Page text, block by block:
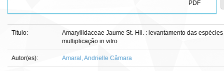
PDF
Título:
Amaryllidaceae Jaume St.-Hil. : levantamento das
multiplicação in vitro
Autor(es): Amaral, Andrielle Câmara